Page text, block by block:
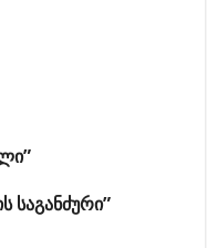
საგანძური”